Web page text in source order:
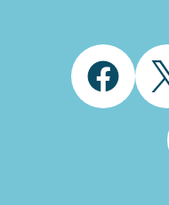
Facebook